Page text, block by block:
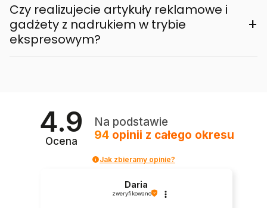
Czy realizujecie artykuły reklamowe i
gadżety z nadrukiem w trybie
ekspresowym?
+
4.9
Ocena
Na podstawie
94 opinii z całego okresu
Jak zbieramy opinie?
Daria
zweryfikowano